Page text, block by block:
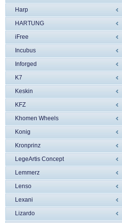
Harp
HARTUNG
iFree
Incubus
Inforged
K7
Keskin
KFZ
Khomen Wheels
Konig
Kronprinz
LegeArtis Concept
Lemmerz
Lenso
Lexani
Lizardo